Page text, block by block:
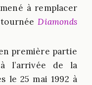
à remplacer
tournéeDiamonds
première partie
l’arrivée de la
le 25 mai 1992 à